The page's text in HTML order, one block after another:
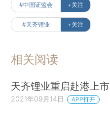
#中国证监会 +关注
#天齐锂业 +关注
相关阅读
天齐锂业重启赴港上市
2021年09月14日 APP打开